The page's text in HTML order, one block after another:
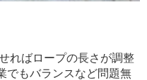
ればロープの長さが調整
でもバランスなど問題無